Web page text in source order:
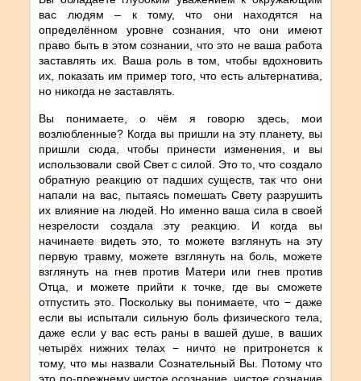
вас людям – к тому, что они находятся на
определённом уровне сознания, что они имеют
право быть в этом сознании, что это не ваша работа
заставлять их. Ваша роль в том, чтобы вдохновить
их, показать им пример того, что есть альтернатива,
но никогда не заставлять.
Вы понимаете, о чём я говорю здесь, мои
возлюбленные? Когда вы пришли на эту планету, вы
пришли сюда, чтобы принести изменения, и вы
использовали свой Свет с силой. Это то, что создало
обратную реакцию от падших существ, так что они
напали на вас, пытаясь помешать Свету разрушить
их влияние на людей. Но именно ваша сила в своей
незрелости создала эту реакцию. И когда вы
начинаете видеть это, то можете взглянуть на эту
первую травму, можете взглянуть на боль, можете
взглянуть на гнев против Матери или гнев против
Отца, и можете прийти к точке, где вы сможете
отпустить это. Поскольку вы понимаете, что − даже
если вы испытали сильную боль физического тела,
даже если у вас есть раны в вашей душе, в ваших
четырёх нижних телах − ничто не притронется к
тому, что мы назвали Сознательный Вы. Потому что
это по-прежнему чистое осознание, чистое сознание